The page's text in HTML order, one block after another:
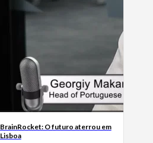
BrainRocket: O futuro aterrou em
Lisboa